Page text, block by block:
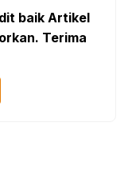
baik Artikel
Terima